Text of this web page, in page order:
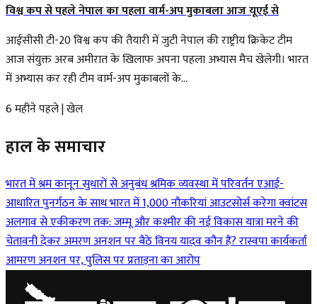
विश्व कप से पहले नेपाल का पहला वार्म-अप मुकाबला आज यूएई से
आईसीसी टी-20 विश्व कप की तैयारी में जुटी नेपाल की राष्ट्रीय क्रिकेट टीम
आज संयुक्त अरब अमीरात के खिलाफ अपना पहला अभ्यास मैच खेलेगी। भारत
में अभ्यास कर रही टीम वार्म-अप मुकाबलों के...
6 महीने पहले|खेल
हाल के समाचार
भारत में श्रम कानून सुधारों से अनुबंध श्रमिक व्यवस्था में परिवर्तनएआई-
आधारित पुनर्गठन के साथ भारत में 1,000 नौकरियां आउटसोर्स करेगा क्वांटस
अलगाव से एकीकरण तक: जम्मू और कश्मीर की नई विकास यात्रामरने की
चेतावनी देकर अमरण अनशन पर बैठे विनय यादव कौन हैं?रास्वपा कार्यकर्ता
आमरण अनशन पर, पुलिस पर प्रताड़ना का आरोप